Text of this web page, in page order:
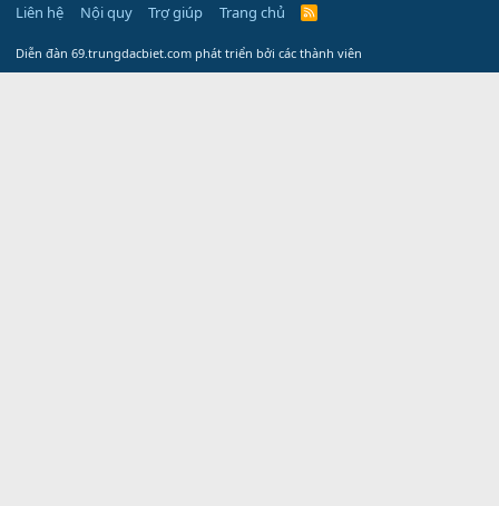
Liên hệ Nội quy Trợ giúp Trang chủ
R
S
Diễn đàn 69.trungdacbiet.com phát triển bởi các thành viên